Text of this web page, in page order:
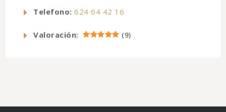
Telefono: 624 64 42 16
Valoración: (9)